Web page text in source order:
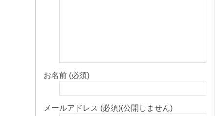
お名前 (必須)
メールアドレス (必須)(公開しません)